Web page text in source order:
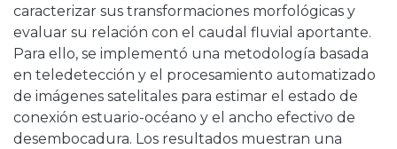
caracterizar sus transformaciones morfológicas y
evaluar su relación con el caudal fluvial aportante.
Para ello, se implementó una metodología basada
en teledetección y el procesamiento automatizado
de imágenes satelitales para estimar el estado de
conexión estuario-océano y el ancho efectivo de
desembocadura. Los resultados muestran una